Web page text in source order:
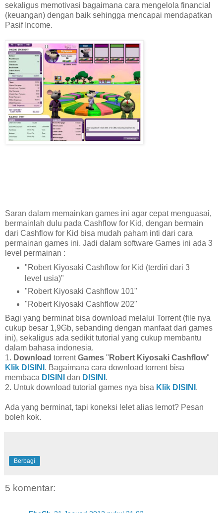
sekaligus memotivasi bagaimana cara mengelola financial
(keuangan) dengan baik sehingga mencapai mendapatkan
Pasif Income.
Saran dalam memainkan games ini agar cepat menguasai,
bermainlah dulu pada Cashflow for Kid, dengan bermain
dari Cashflow for Kid bisa mudah paham inti dari cara
permainan games ini. Jadi dalam software Games ini ada 3
level permainan :
"Robert Kiyosaki Cashflow for Kid (terdiri dari 3
level usia)"
"Robert Kiyosaki Cashflow 101"
"Robert Kiyosaki Cashflow 202"
Bagi yang berminat bisa download melalui Torrent (file nya
cukup besar 1,9Gb, sebanding dengan manfaat dari games
ini), sekaligus ada sedikit tutorial yang cukup membantu
dalam bahasa indonesia.
1. Download torrentGames " Robert Kiyosaki Cashflow"
Klik DISINI . Bagaimana cara download torrent bisa
membaca DISINI dan DISINI .
2. Untuk download tutorial games nya bisa Klik DISINI .
Ada yang berminat, tapi koneksi lelet alias lemot? Pesan
boleh kok.
Berbagi
5 komentar: